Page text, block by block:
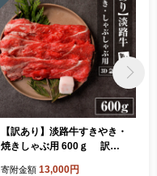
【訳あり】淡路牛すきやき・
焼きしゃぶ用 600ｇ 訳あ
寄附金額 13,000円